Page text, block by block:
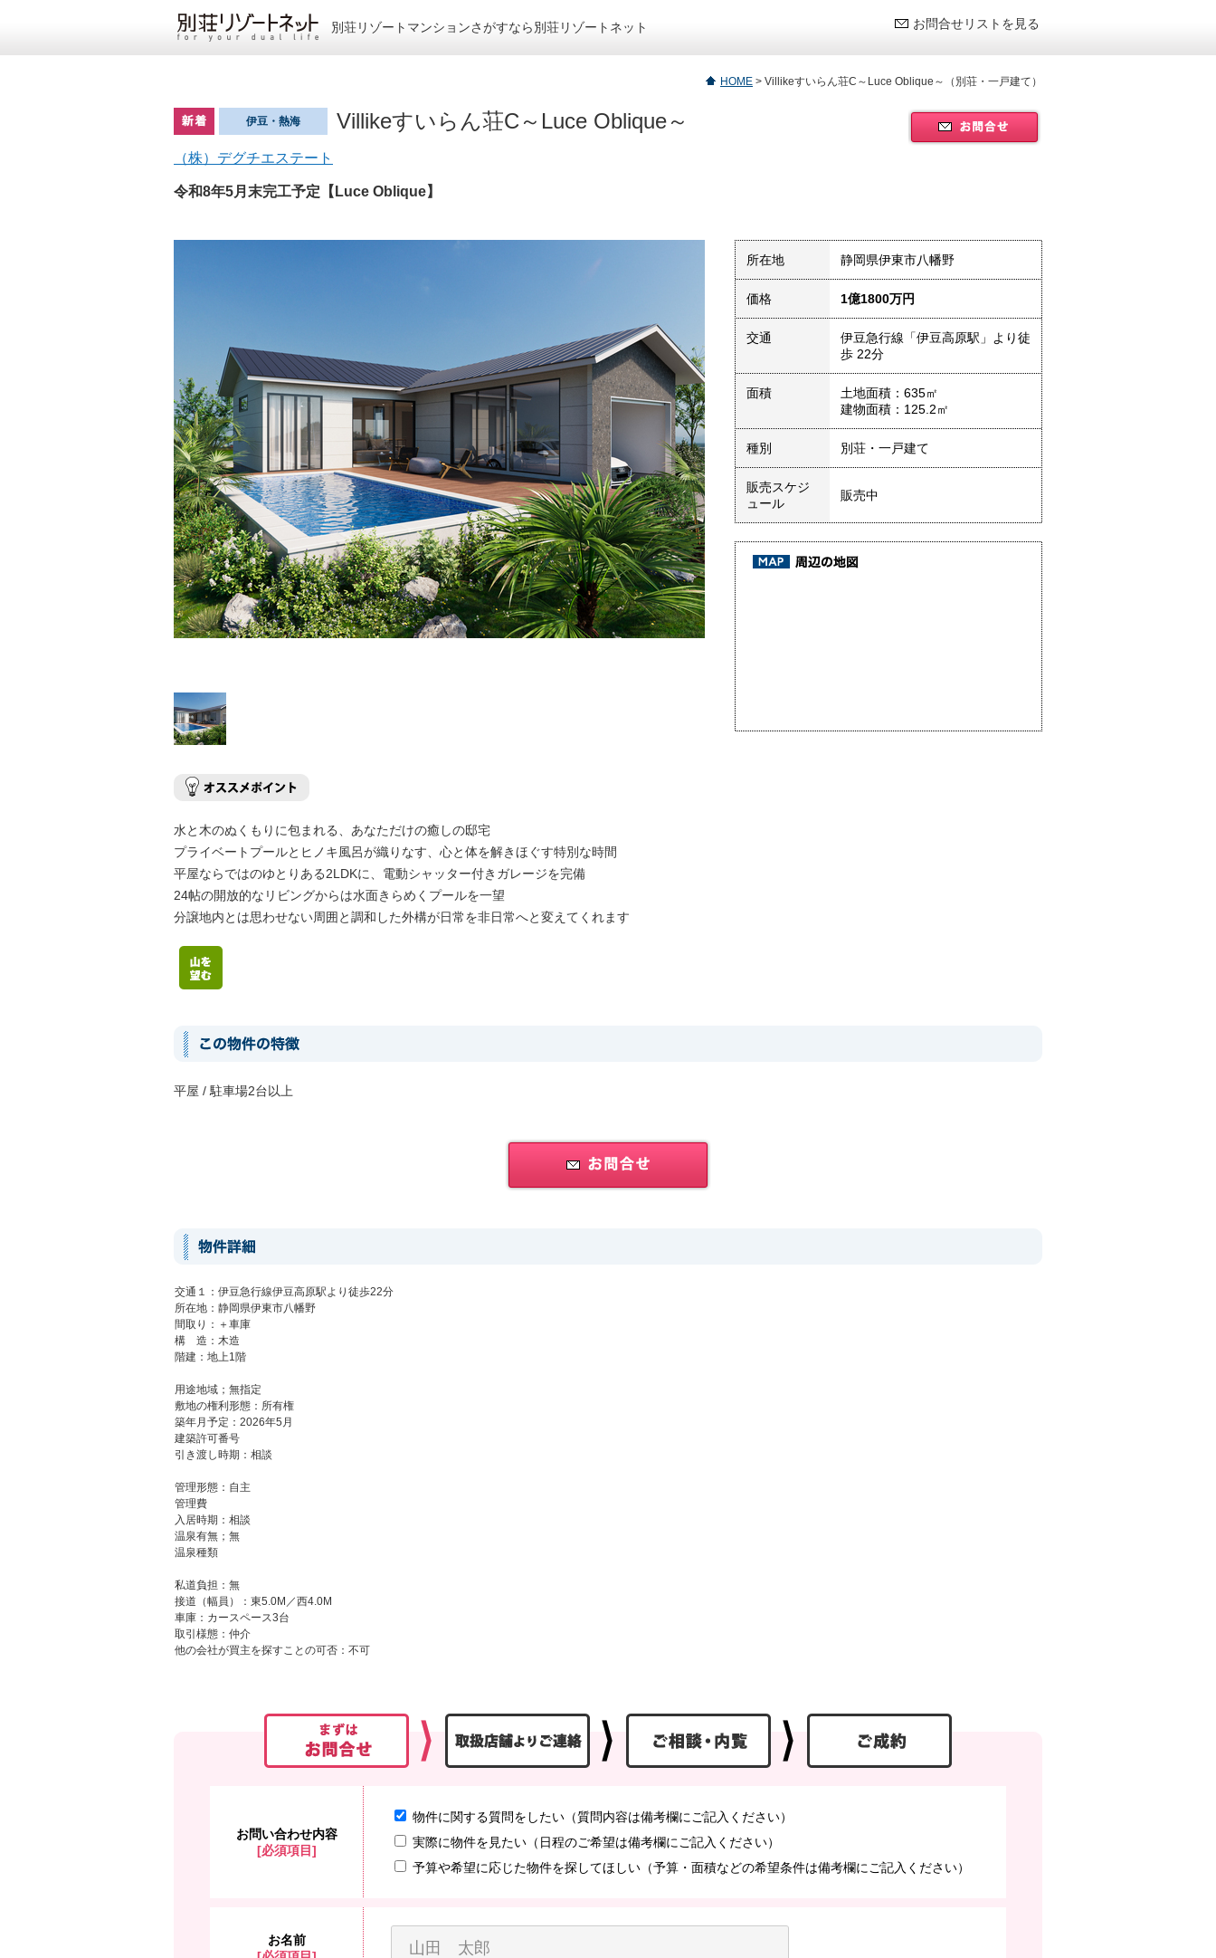
別荘リゾートマンションさがすなら別荘リゾートネット お問合せリストを見る
HOME > Villikeすいらん荘C～Luce Oblique～（別荘・一戸建て）
伊豆・熱海 Villikeすいらん荘C～Luce Oblique～
（株）デグチエステート
令和8年5月末完工予定【Luce Oblique】
所在地 静岡県伊東市八幡野
価格 1億1800万円
交通
伊豆急行線「伊豆高原駅」より徒
歩 22分
面積
土地面積：635㎡
建物面積：125.2㎡
種別 別荘・一戸建て
販売スケジ
ュール
販売中
水と木のぬくもりに包まれる、あなただけの癒しの邸宅
プライベートプールとヒノキ風呂が織りなす、心と体を解きほぐす特別な時間
平屋ならではのゆとりある2LDKに、電動シャッター付きガレージを完備
24帖の開放的なリビングからは水面きらめくプールを一望
分譲地内とは思わせない周囲と調和した外構が日常を非日常へと変えてくれます
平屋 / 駐車場2台以上
交通１：伊豆急行線伊豆高原駅より徒歩22分
所在地：静岡県伊東市八幡野
間取り：＋車庫
構 造：木造
階建：地上1階
用途地域；無指定
敷地の権利形態：所有権
築年月予定：2026年5月
建築許可番号
引き渡し時期：相談
管理形態：自主
管理費
入居時期：相談
温泉有無；無
温泉種類
私道負担：無
接道（幅員）：東5.0M／西4.0M
車庫：カースペース3台
取引様態：仲介
他の会社が買主を探すことの可否：不可
お問い合わせ内容
[必須項目]
物件に関する質問をしたい（質問内容は備考欄にご記入ください）
実際に物件を見たい（日程のご希望は備考欄にご記入ください）
予算や希望に応じた物件を探してほしい（予算・面積などの希望条件は備考欄にご記入ください）
お名前